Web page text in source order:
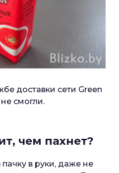
доставки сети Green
смогли.
чем пахнет?
в руки, даже не